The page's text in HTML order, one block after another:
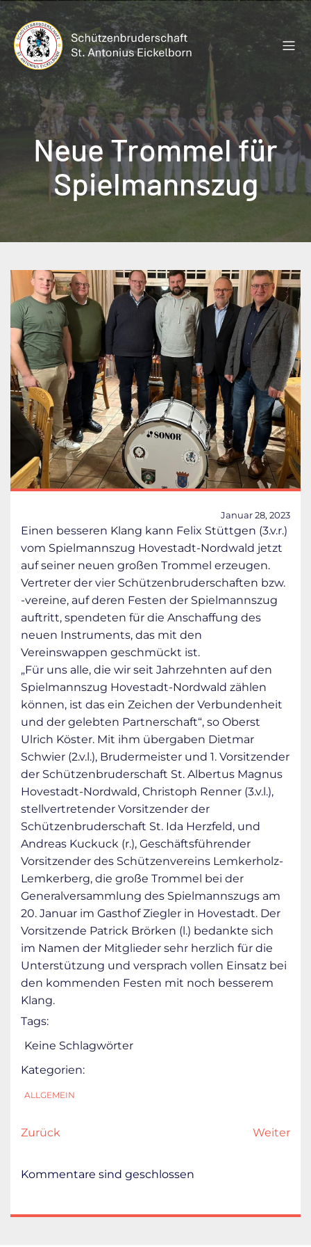
Zum
Inhalt
springen
Neue Trommel für
Spielmannszug
Januar 28, 2023
Einen besseren Klang kann Felix Stüttgen (3.v.r.)
vom Spielmannszug Hovestadt-Nordwald jetzt
auf seiner neuen großen Trommel erzeugen.
Vertreter der vier Schützenbruderschaften bzw.
-vereine, auf deren Festen der Spielmannszug
auftritt, spendeten für die Anschaffung des
neuen Instruments, das mit den
Vereinswappen geschmückt ist.
„Für uns alle, die wir seit Jahrzehnten auf den
Spielmannszug Hovestadt-Nordwald zählen
können, ist das ein Zeichen der Verbundenheit
und der gelebten Partnerschaft“, so Oberst
Ulrich Köster. Mit ihm übergaben Dietmar
Schwier (2.v.l.), Brudermeister und 1. Vorsitzender
der Schützenbruderschaft St. Albertus Magnus
Hovestadt-Nordwald, Christoph Renner (3.v.l.),
stellvertretender Vorsitzender der
Schützenbruderschaft St. Ida Herzfeld, und
Andreas Kuckuck (r.), Geschäftsführender
Vorsitzender des Schützenvereins Lemkerholz-
Lemkerberg, die große Trommel bei der
Generalversammlung des Spielmannszugs am
20. Januar im Gasthof Ziegler in Hovestadt. Der
Vorsitzende Patrick Brörken (l.) bedankte sich
im Namen der Mitglieder sehr herzlich für die
Unterstützung und versprach vollen Einsatz bei
den kommenden Festen mit noch besserem
Klang.
Tags:
Keine Schlagwörter
Kategorien:
ALLGEMEIN
Zurück Weiter
Kommentare sind geschlossen